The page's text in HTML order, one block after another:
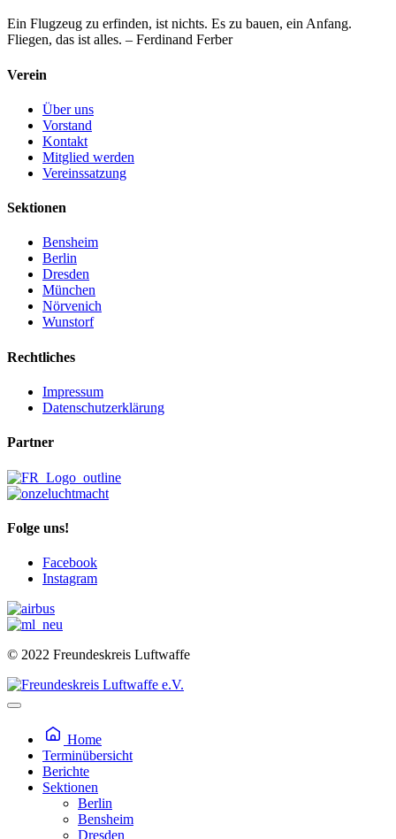
Ein Flugzeug zu erfinden, ist nichts. Es zu bauen, ein Anfang.
Fliegen, das ist alles. – Ferdinand Ferber
Verein
Über uns
Vorstand
Kontakt
Mitglied werden
Vereinssatzung
Sektionen
Bensheim
Berlin
Dresden
München
Nörvenich
Wunstorf
Rechtliches
Impressum
Datenschutzerklärung
Partner
Folge uns!
Facebook
Instagram
© 2022 Freundeskreis Luftwaffe
Home
Terminübersicht
Berichte
Sektionen
Berlin
Bensheim
Dresden